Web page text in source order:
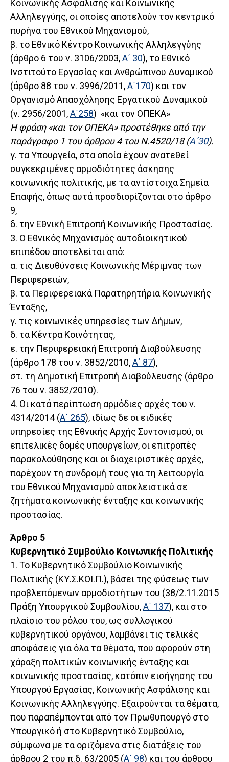
Κοινωνικής Ασφάλισης και Κοινωνικής
Αλληλεγγύης, οι οποίες αποτελούν τον κεντρικό
πυρήνα του Εθνικού Μηχανισμού,
β. το Εθνικό Κέντρο Κοινωνικής Αλληλεγγύης
(άρθρο 6 του ν. 3106/2003,Α΄ 30), το Εθνικό
Ινστιτούτο Εργασίας και Ανθρώπινου Δυναμικού
(άρθρο 88 του ν. 3996/2011,Α΄170) και τον
Οργανισμό Απασχόλησης Εργατικού Δυναμικού
(ν. 2956/2001,Α΄258) «και τον ΟΠΕΚΑ»
Η φράση «και τον ΟΠΕΚΑ» προστέθηκε από την
παράγραφο 1 του άρθρου 4 του Ν.4520/18 (Α΄30).
γ. τα Υπουργεία, στα οποία έχουν ανατεθεί
συγκεκριμένες αρμοδιότητες άσκησης
κοινωνικής πολιτικής, με τα αντίστοιχα Σημεία
Επαφής, όπως αυτά προσδιορίζονται στο άρθρο
9,
δ. την Εθνική Επιτροπή Κοινωνικής Προστασίας.
3. Ο Εθνικός Μηχανισμός αυτοδιοικητικού
επιπέδου αποτελείται από:
α. τις Διευθύνσεις Κοινωνικής Μέριμνας των
Περιφερειών,
β. τα Περιφερειακά Παρατηρητήρια Κοινωνικής
Ένταξης,
γ. τις κοινωνικές υπηρεσίες των Δήμων,
δ. τα Κέντρα Κοινότητας,
ε. την Περιφερειακή Επιτροπή Διαβούλευσης
(άρθρο 178 του ν. 3852/2010,Α΄ 87),
στ. τη Δημοτική Επιτροπή Διαβούλευσης (άρθρο
76 του ν. 3852/2010).
4. Οι κατά περίπτωση αρμόδιες αρχές του ν.
4314/2014 (Α΄ 265), ιδίως δε οι ειδικές
υπηρεσίες της Εθνικής Αρχής Συντονισμού, οι
επιτελικές δομές υπουργείων, οι επιτροπές
παρακολούθησης και οι διαχειριστικές αρχές,
παρέχουν τη συνδρομή τους για τη λειτουργία
του Εθνικού Μηχανισμού αποκλειστικά σε
ζητήματα κοινωνικής ένταξης και κοινωνικής
προστασίας.
Άρθρο 5
Κυβερνητικό Συμβούλιο Κοινωνικής Πολιτικής
1. Το Κυβερνητικό Συμβούλιο Κοινωνικής
Πολιτικής (ΚΥ.Σ.ΚΟΙ.Π.), βάσει της φύσεως των
προβλεπόμενων αρμοδιοτήτων του (38/2.11.2015
Πράξη Υπουργικού Συμβουλίου,Α΄ 137), και στο
πλαίσιο του ρόλου του, ως συλλογικού
κυβερνητικού οργάνου, λαμβάνει τις τελικές
αποφάσεις για όλα τα θέματα, που αφορούν στη
χάραξη πολιτικών κοινωνικής ένταξης και
κοινωνικής προστασίας, κατόπιν εισήγησης του
Υπουργού Εργασίας, Κοινωνικής Ασφάλισης και
Κοινωνικής Αλληλεγγύης. Εξαιρούνται τα θέματα,
που παραπέμπονται από τον Πρωθυπουργό στο
Υπουργικό ή στο Κυβερνητικό Συμβούλιο,
σύμφωνα με τα οριζόμενα στις διατάξεις του
άρθρου 2 του π.δ. 63/2005 (Α΄ 98) και του άρθρου